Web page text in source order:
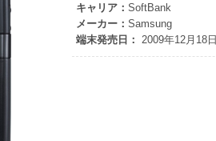
キャリア： SoftBank
メーカー： Samsung
端末発売日： 2009年12月18日